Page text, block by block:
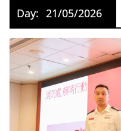
Day: 21/05/2026